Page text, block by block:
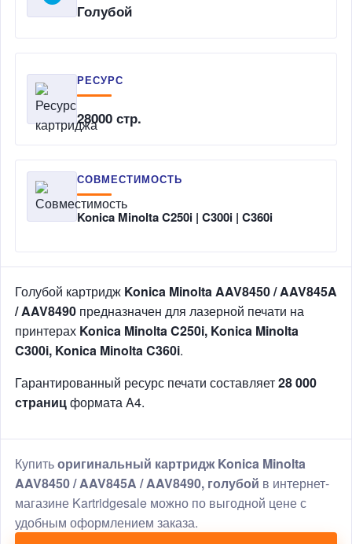
Голубой
РЕСУРС
28000 стр.
СОВМЕСТИМОСТЬ
Konica Minolta C250i | C300i | C360i
Голубой картридж Konica Minolta AAV8450 / AAV845A
/ AAV8490 предназначен для лазерной печати на
принтерах Konica Minolta C250i, Konica Minolta
C300i, Konica Minolta C360i.
Гарантированный ресурс печати составляет28 000
страницформата A4.
Купитьоригинальный картридж Konica Minolta
AAV8450 / AAV845A / AAV8490, голубой в интернет-
магазине Kartridgesale можно по выгодной цене с
удобным оформлением заказа.